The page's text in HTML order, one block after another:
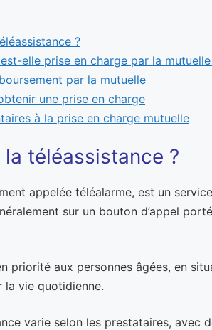
?
elle prise en charge par la
par la mutuelle
une prise en charge
à la prise en charge mutuelle
la téléassistance ?
appelée téléalarme, est un
sur un bouton d’appel
priorité aux personnes âgées, en
la vie quotidienne.
varie selon les prestataires,